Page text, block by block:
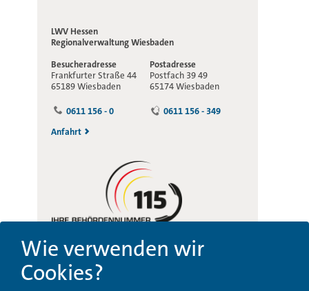
LWV Hessen
RegionalverwaltungWiesbaden
Besucheradresse
Frankfurter Straße 44
65189 Wiesbaden
Postadresse
Postfach 39 49
65174 Wiesbaden
0611 156 - 0
0611 156 - 349
Anfahrt
Wie verwenden wir
Cookies?